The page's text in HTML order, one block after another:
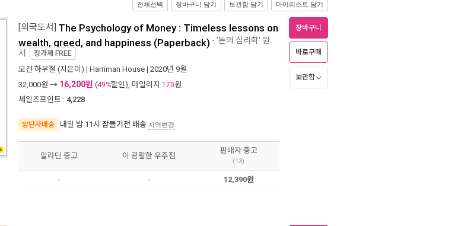
전체선택 장바구니 담기 보관함 담기 마이리스트 담기
[외국도서] The Psychology of Money : Timeless lessons on
wealth, greed, and happiness (Paperback) - '돈의 심리학' 원
서 정가제 FREE
모건 하우절 (지은이) | Harriman House | 2020년 9월
32,000원 → 16,200원 (49%할인), 마일리지 170원
세일즈포인트 : 4,228
양탄자배송 내일 밤 11시 잠들기전 배송 지역변경
장바구니
바로구매
보관함
알라딘 중고 이 광활한 우주점
판매자 중고
(13)
- - 12,390원